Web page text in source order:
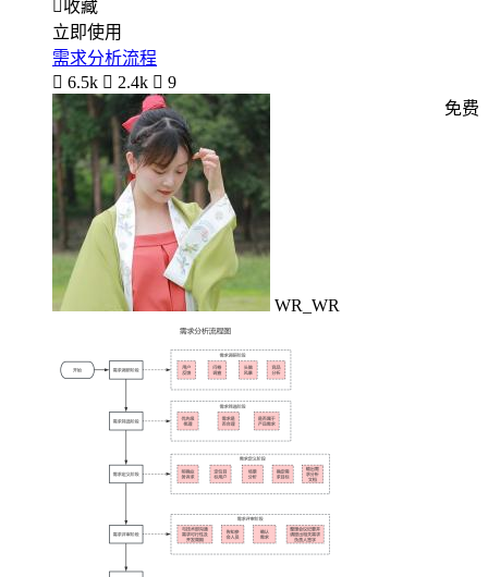
收藏
立即使用
需求分析流程
 6.5k  2.4k  9
WR_WR
免费